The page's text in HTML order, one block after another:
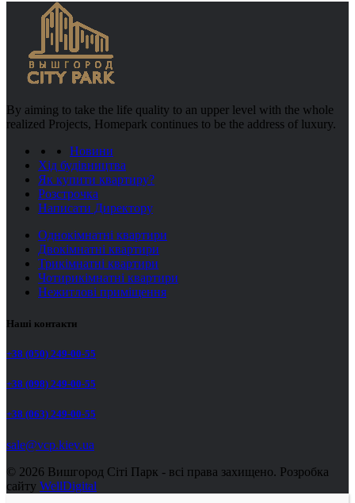
By aiming to take the life quality to an upper level with the whole
realized Projects, Homepark continues to be the address of luxury.
Новини
Хід будівництва
Як купити квартиру?
Розстрочка
Написати Директору
Однокімнатні квартири
Двокімнатні квартири
Трикімнатні квартири
Чотирикімнатні квартири
Нежитлові приміщення
Наші контакти
+38 (050) 249-00-55
+38 (098) 249-00-55
+38 (063) 249-00-55
sale@vcp.kiev.ua
© 2026 Вишгород Сіті Парк - всі права захищено. Розробка
сайту WellDigital